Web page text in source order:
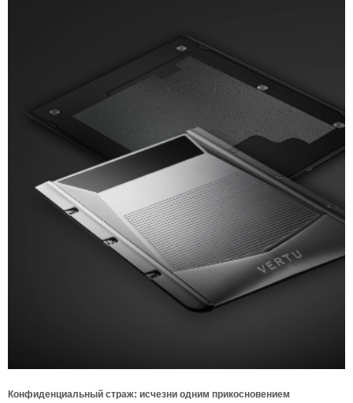
Конфиденциальный страж: исчезни одним прикосновением